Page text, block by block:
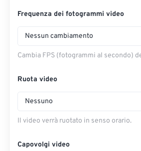
Frequenza dei fotogrammi video
Nessun cambiamento
Cambia FPS (fotogrammi al secondo)
Ruota video
Nessuno
Il video verrà ruotato in senso orario.
Capovolgi video